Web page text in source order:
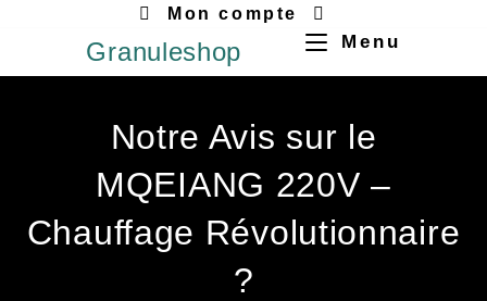
Mon compte
Granuleshop Menu
Notre Avis sur le
MQEIANG 220V –
Chauffage Révolutionnaire
?